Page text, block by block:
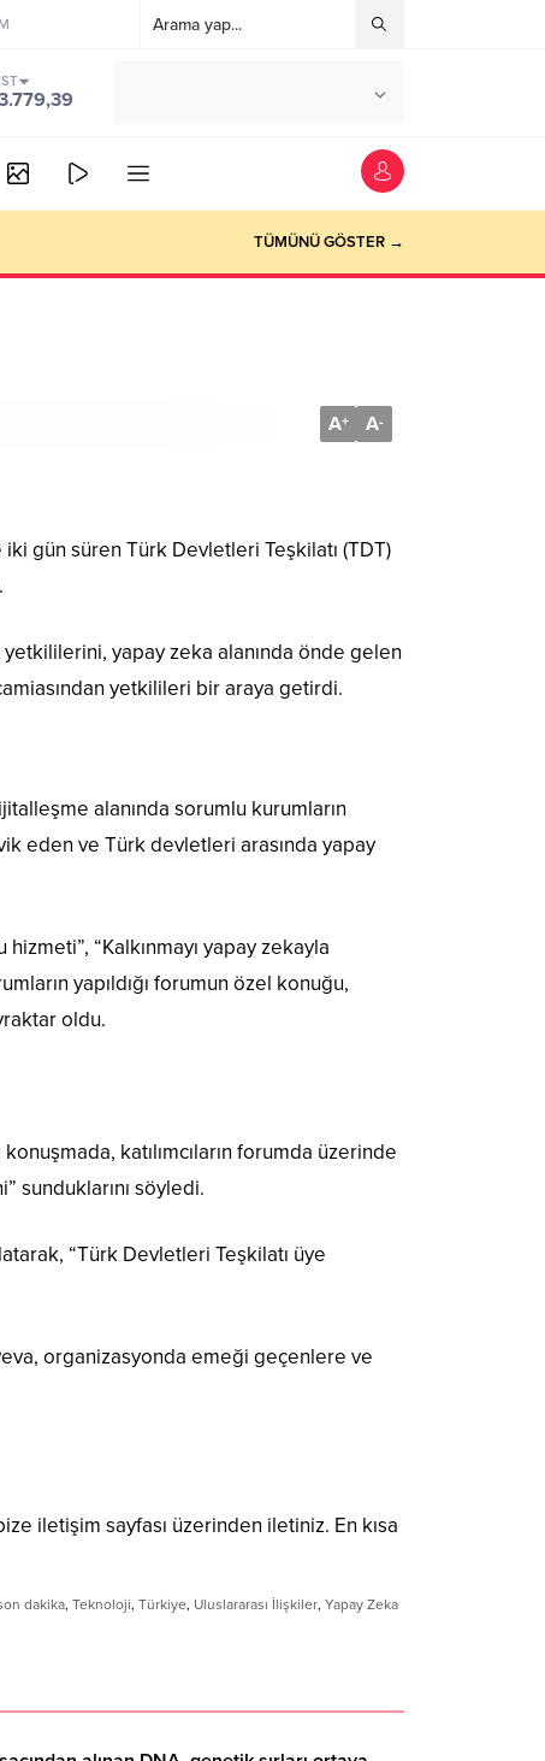
TÜMÜNÜ GÖSTER →
A+ A-
iki gün süren Türk Devletleri Teşkilatı (TDT)
yetkililerini, yapay zeka alanında önde gelen
yetkilileri bir araya getirdi.
alanında sorumlu kurumların
eden ve Türk devletleri arasında yapay
“Kalkınmayı yapay zekayla
yapıldığı forumun özel konuğu,
oldu.
katılımcıların forumda üzerinde
sunduklarını söyledi.
“Türk Devletleri Teşkilatı üye
organizasyonda emeği geçenlere ve
iletişim sayfası üzerinden iletiniz. En kısa
dakika, Teknoloji, Türkiye, Uluslararası İlişkiler, Yapay Zeka